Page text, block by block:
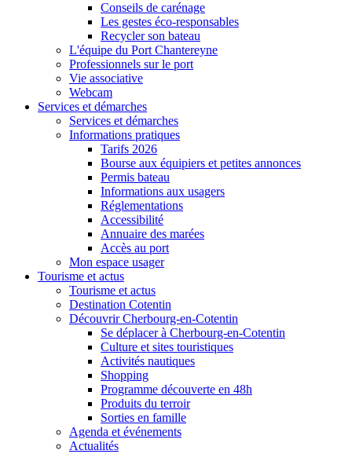
Conseils de carénage
Les gestes éco-responsables
Recycler son bateau
L'équipe du Port Chantereyne
Professionnels sur le port
Vie associative
Webcam
Services et démarches
Services et démarches
Informations pratiques
Tarifs 2026
Bourse aux équipiers et petites annonces
Permis bateau
Informations aux usagers
Réglementations
Accessibilité
Annuaire des marées
Accès au port
Mon espace usager
Tourisme et actus
Tourisme et actus
Destination Cotentin
Découvrir Cherbourg-en-Cotentin
Se déplacer à Cherbourg-en-Cotentin
Culture et sites touristiques
Activités nautiques
Shopping
Programme découverte en 48h
Produits du terroir
Sorties en famille
Agenda et événements
Actualités